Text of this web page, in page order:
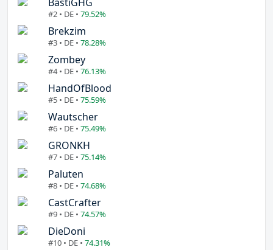
#2 • DE • 79.52%
Brekzim
#3 • DE • 78.28%
Zombey
#4 • DE • 76.13%
HandOfBlood
#5 • DE • 75.59%
Wautscher
#6 • DE • 75.49%
GRONKH
#7 • DE • 75.14%
Paluten
#8 • DE • 74.68%
CastCrafter
#9 • DE • 74.57%
DieDoni
#10 • DE • 74.31%